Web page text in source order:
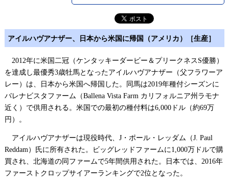
アイルハヴアナザー、日本から米国に帰国（アメリカ）［生産］
2012年に米国二冠（ケンタッキーダービー＆プリークネス S優勝）
を達成し最優秀3歳牡馬となったアイルハヴアナザー（父フラワーア
レー）は、日本から米国へ帰国した。同馬は2019年種付シーズンに
バレナビスタファーム（Ballena Vista Farm カリフォルニア州ラモナ
近く）で供用される。米国での最初の種付料は6,000ドル（約69万
円）。
アイルハヴアナザーは現役時代、 J・ポール・レッダム（J. Paul
Reddam）氏に所有された。ビッグレッドファームに1,000万ドルで購
買され、北海道の同ファームで5年間供用された。日本では、 2016年
ファーストクロップサイアーランキングで2位となった。